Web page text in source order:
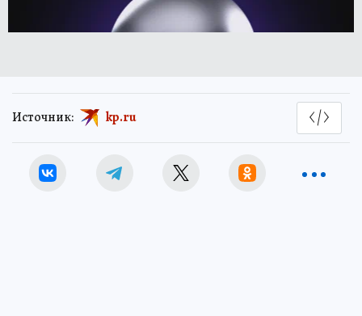
Источник: kp.ru